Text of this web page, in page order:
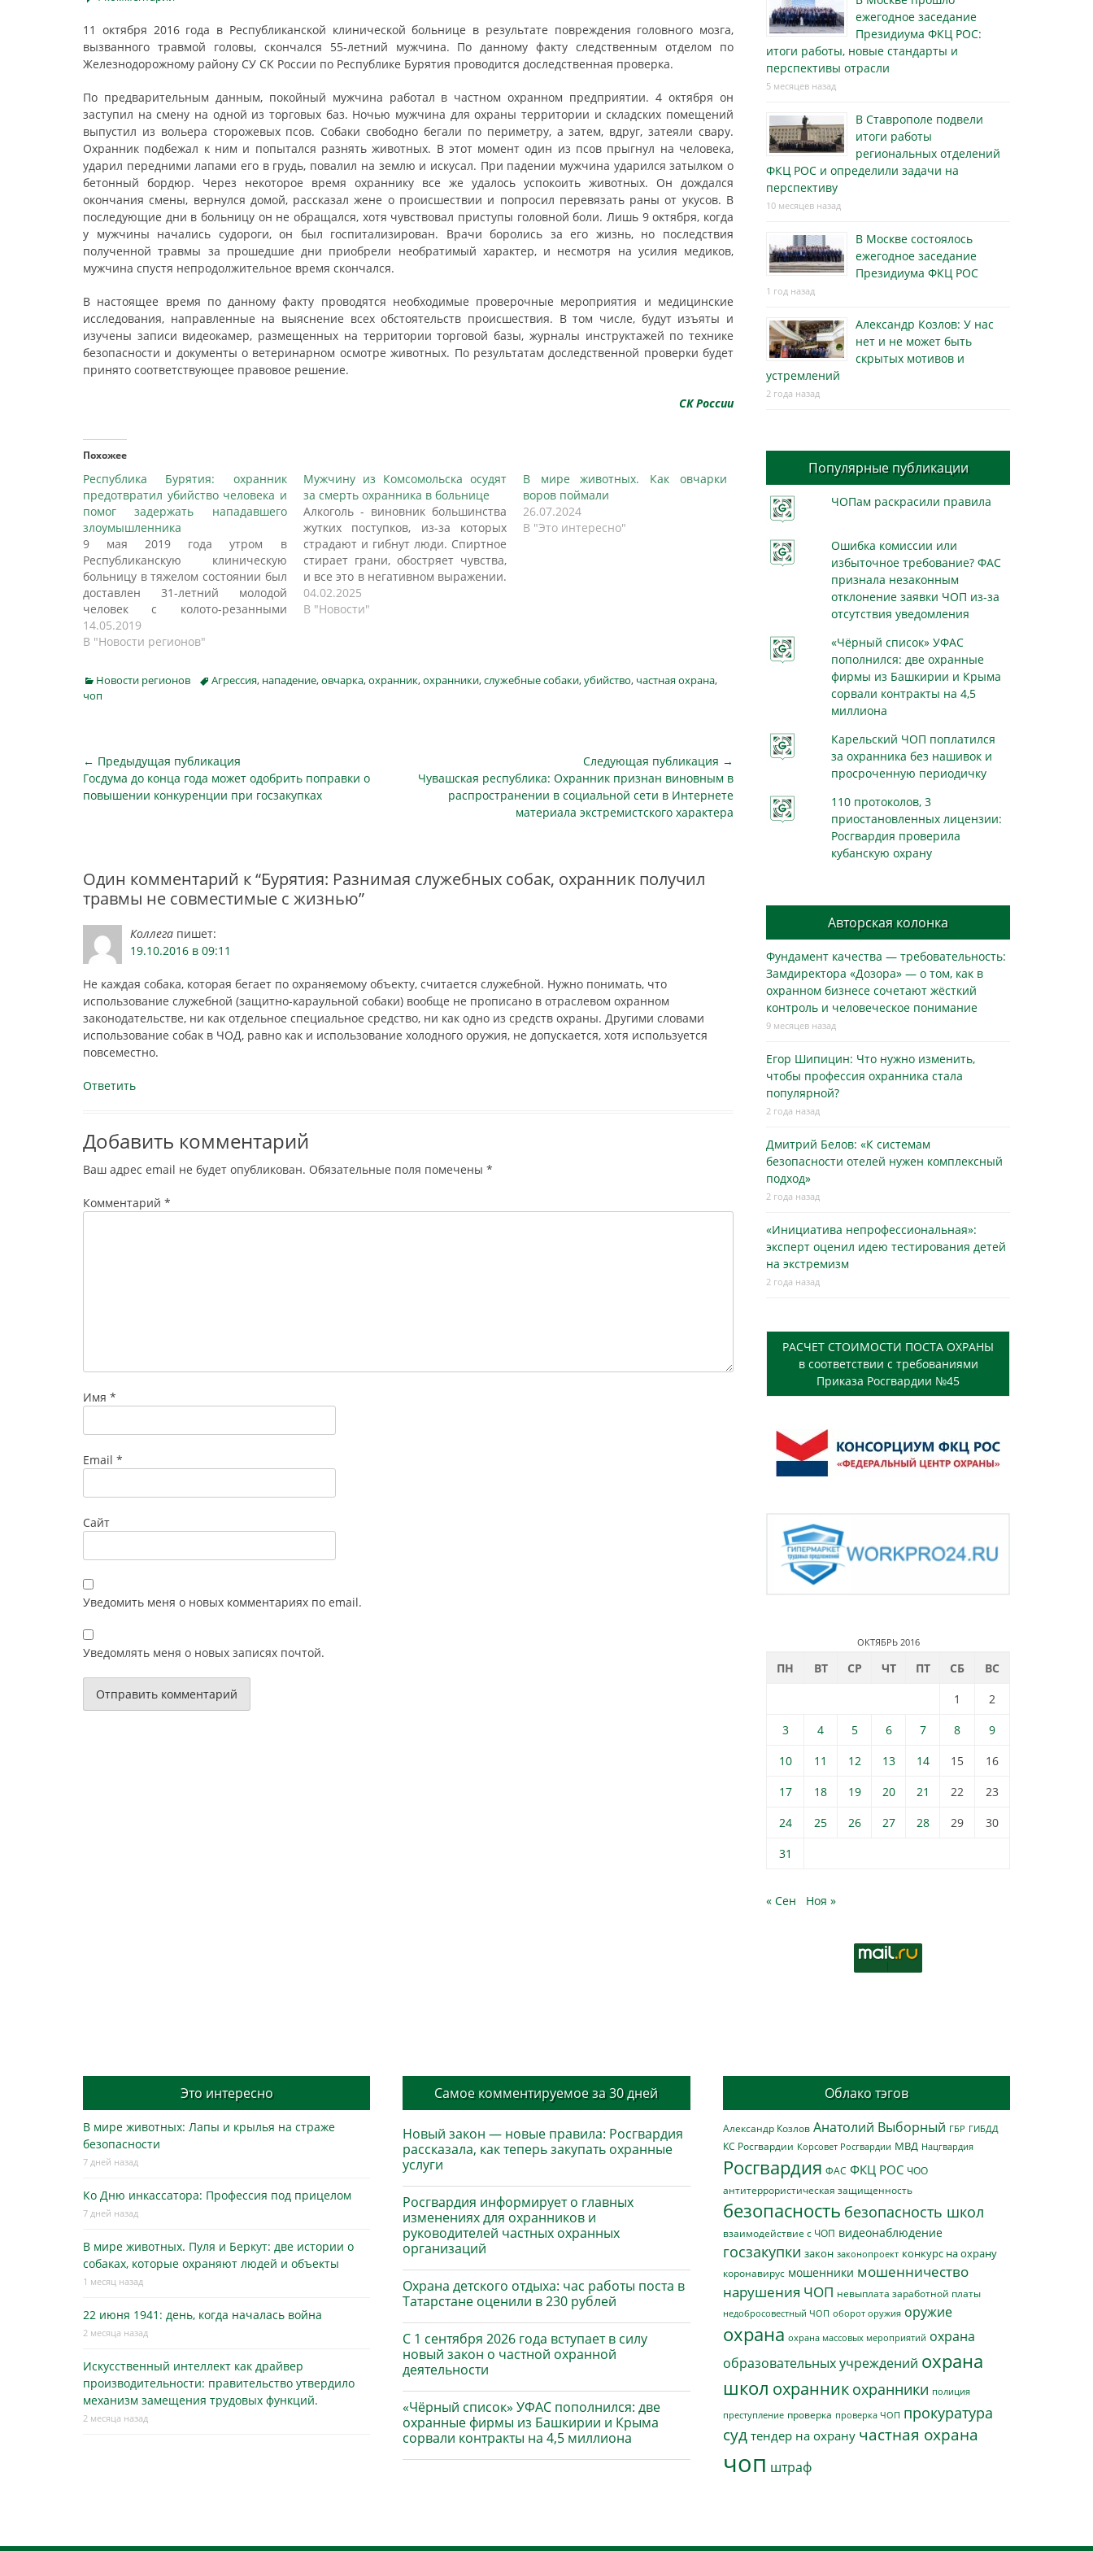
11 октября 2016 года в Республиканской клинической больнице в результате повреждения головного мозга,
вызванного травмой головы, скончался 55-летний мужчина. По данному факту следственным отделом по
Железнодорожному району СУ СК России по Республике Бурятия проводится доследственная проверка.
По предварительным данным, покойный мужчина работал в частном охранном предприятии. 4 октября он
заступил на смену на одной из торговых баз. Ночью мужчина для охраны территории и складских помещений
выпустил из вольера сторожевых псов. Собаки свободно бегали по периметру, а затем, вдруг, затеяли свару.
Охранник подбежал к ним и попытался разнять животных. В этот момент один из псов прыгнул на человека,
ударил передними лапами его в грудь, повалил на землю и искусал. При падении мужчина ударился затылком о
бетонный бордюр. Через некоторое время охраннику все же удалось успокоить животных. Он дождался
окончания смены, вернулся домой, рассказал жене о происшествии и попросил перевязать раны от укусов. В
последующие дни в больницу он не обращался, хотя чувствовал приступы головной боли. Лишь 9 октября, когда
у мужчины начались судороги, он был госпитализирован. Врачи боролись за его жизнь, но последствия
полученной травмы за прошедшие дни приобрели необратимый характер, и несмотря на усилия медиков,
мужчина спустя непродолжительное время скончался.
В настоящее время по данному факту проводятся необходимые проверочные мероприятия и медицинские
исследования, направленные на выяснение всех обстоятельств происшествия. В том числе, будут изъяты и
изучены записи видеокамер, размещенных на территории торговой базы, журналы инструктажей по технике
безопасности и документы о ветеринарном осмотре животных. По результатам доследственной проверки будет
принято соответствующее правовое решение.
СК России
Похожее
Республика Бурятия: охранник
предотвратил убийство человека и
помог задержать нападавшего
злоумышленника
9 мая 2019 года утром в
Республиканскую клиническую
больницу в тяжелом состоянии был
доставлен 31-летний молодой
человек с колото-резанными
ранениями груди и живота.
Следственным отделом по
по Республике Бурятия по данному
факту возбуждено уголовное дело
14.05.2019
В "Новости регионов"
Мужчину из Комсомольска осудят
за смерть охранника в больнице
Алкоголь - виновник большинства
жутких поступков, из-за которых
страдают и гибнут люди. Спиртное
стирает грани, обостряет чувства,
и все это в негативном выражении.
Малейший пустяк может вывести
нетрезвого человека из себя, что
человека в больнице. Подробнее…
04.02.2025
В "Новости"
В мире животных. Как овчарки
воров поймали
26.07.2024
В "Это интересно"
Categories
Новости регионов TagsАгрессия, нападение,овчарка,охранник,охранники,служебные собаки,убийство, частная охрана,
чоп
Навигация
по
← Предыдущая публикация
Предыдущая
публикация
Госдума до конца года может одобрить поправки о
повышении конкуренции при госзакупках
Следующая публикация →
Следующая
публикация
Чувашская республика: Охранник признан виновным в
распространении в социальной сети в Интернете
материала экстремистского характера
Один комментарий к “Бурятия: Разнимая служебных собак, охранник получил
травмы не совместимые с жизнью”
Коллега пишет:
19.10.2016 в 09:11
Не каждая собака, которая бегает по охраняемому объекту, считается служебной. Нужно понимать, что
использование служебной (защитно-караульной собаки) вообще не прописано в отраслевом охранном
законодательстве, ни как отдельное специальное средство, ни как одно из средств охраны. Другими словами
использование собак в ЧОД, равно как и использование холодного оружия, не допускается, хотя используется
повсеместно.
Ответить
Добавить комментарий
Ваш адрес email не будет опубликован. Обязательные поля помечены *
Комментарий *
Имя *
Email *
Сайт
Уведомить меня о новых комментариях по email.
Уведомлять меня о новых записях почтой.
ежегодное заседание
Президиума ФКЦ РОС:
итоги работы, новые стандарты и
перспективы отрасли
5 месяцев назад
В Ставрополе подвели
итоги работы
региональных отделений
ФКЦ РОС и определили задачи на
перспективу
10 месяцев назад
В Москве состоялось
ежегодное заседание
Президиума ФКЦ РОС
1 год назад
Александр Козлов: У нас
нет и не может быть
скрытых мотивов и
устремлений
2 года назад
Популярные публикации
ЧОПам раскрасили правила
Ошибка комиссии или
избыточное требование? ФАС
признала незаконным
отклонение заявки ЧОП из-за
отсутствия уведомления
«Чёрный список» УФАС
пополнился: две охранные
фирмы из Башкирии и Крыма
сорвали контракты на 4,5
миллиона
Карельский ЧОП поплатился
за охранника без нашивок и
просроченную периодичку
110 протоколов, 3
приостановленных лицензии:
Росгвардия проверила
кубанскую охрану
Авторская колонка
Фундамент качества — требовательность:
Замдиректора «Дозора» — о том, как в
охранном бизнесe сочетают жёсткий
контроль и человеческое понимание
9 месяцев назад
Егор Шипицин: Что нужно изменить,
чтобы профессия охранника стала
популярной?
2 года назад
Дмитрий Белов: «К системам
безопасности отелей нужен комплексный
подход»
2 года назад
«Инициатива непрофессиональная»:
эксперт оценил идею тестирования детей
на экстремизм
2 года назад
РАСЧЕТ СТОИМОСТИ ПОСТА ОХРАНЫ
в соответствии с требованиями
Приказа Росгвардии №45
ОКТЯБРЬ 2016
ПН ВТ СР ЧТ ПТ СБ
ВС
1
2
3
4 5 6 7 8
9
10
11 12 13 14 15
16
17
18 19 20 21 22
23
24
25 26 27 28 29
30
31
« Сен Ноя »
Это интересно
В мире животных: Лапы и крылья на страже
безопасности
7 дней назад
Ко Дню инкассатора: Профессия под прицелом
7 дней назад
В мире животных. Пуля и Беркут: две истории о
собаках, которые охраняют людей и объекты
1 месяц назад
22 июня 1941: день, когда началась война
2 месяца назад
Искусственный интеллект как драйвер
производительности: правительство утвердило
механизм замещения трудовых функций.
2 месяца назад
Самое комментируемое за 30 дней
Новый закон — новые правила: Росгвардия
рассказала, как теперь закупать охранные
услуги
Росгвардия информирует о главных
изменениях для охранников и
руководителей частных охранных
организаций
Охрана детского отдыха: час работы поста в
Татарстане оценили в 230 рублей
С 1 сентября 2026 года вступает в силу
новый закон о частной охранной
деятельности
«Чёрный список» УФАС пополнился: две
охранные фирмы из Башкирии и Крыма
сорвали контракты на 4,5 миллиона
Облако тэгов
Александр Козлов Анатолий Выборный ГБР ГИБДД
КС Росгвардии Корсовет Росгвардии МВД Нацгвардия
Росгвардия ФАС ФКЦ РОС ЧОО
антитеррористическая защищенность
безопасность безопасность школ
взаимодействие с ЧОП видеонаблюдение
госзакупки закон законопроект конкурс на охрану
коронавирус мошенники мошенничество
нарушения ЧОП невыплата заработной платы
недобросовестный ЧОП оборот оружия оружие
охрана охрана массовых мероприятий охрана
образовательных учреждений охрана
школ охранник охранники полиция
преступление проверка проверка ЧОП прокуратура
суд тендер на охрану частная охрана
чоп штраф